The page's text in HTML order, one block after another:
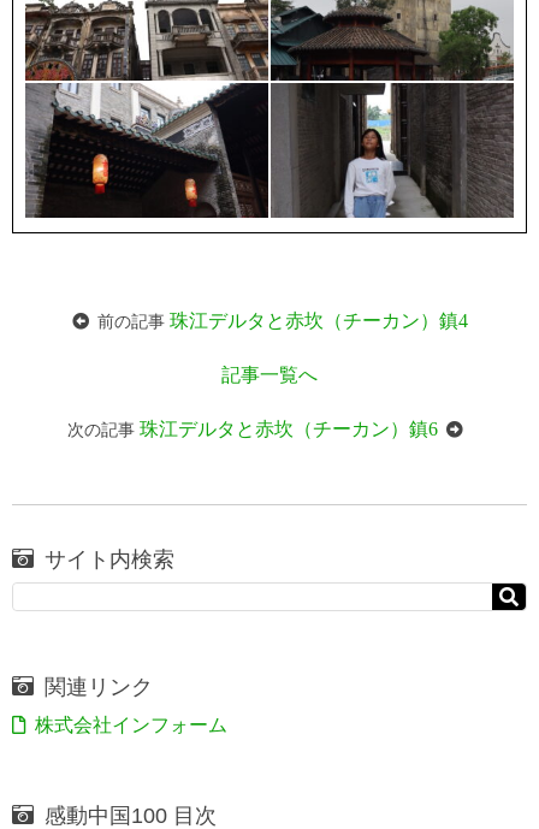
前の記事 珠江デルタと赤坎（チーカン）鎮4
記事一覧へ
次の記事 珠江デルタと赤坎（チーカン）鎮6
サイト内検索
関連リンク
株式会社インフォーム
感動中国100 目次